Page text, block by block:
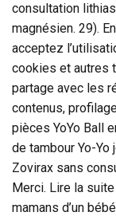
consultation
magnésien. 29).
acceptez
cookies et autres
partage avec les
contenus,
pièces YoYo Ball
de tambour Yo-
Zovirax sans
Merci. Lire la
mamans d’un